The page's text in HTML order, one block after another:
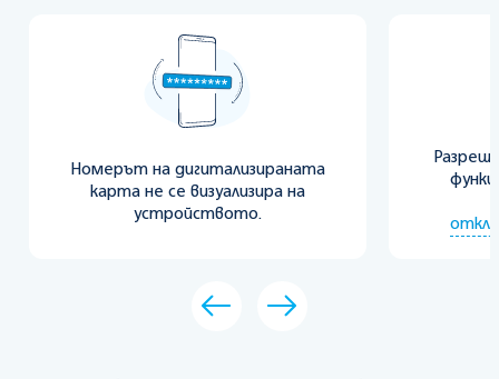
Номерът на дигитализираната
карта не се визуализира на
устройството.